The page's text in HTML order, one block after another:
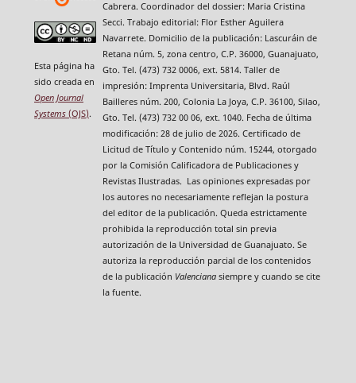
Esta página ha
sido creada en
Open Journal
Systems(OJS).
Cabrera. Coordinador del dossier: Maria Cristina
Secci. Trabajo editorial: Flor Esther Aguilera
Navarrete. Domicilio de la publicación: Lascuráin de
Retana núm. 5, zona centro, C.P. 36000, Guanajuato,
Gto. Tel. (473) 732 0006, ext. 5814. Taller de
impresión: Imprenta Universitaria, Blvd. Raúl
Bailleres núm. 200, Colonia La Joya, C.P. 36100, Silao,
Gto. Tel. (473) 732 00 06, ext. 1040. Fecha de última
modificación: 28 de julio de 2026. Certificado de
Licitud de Título y Contenido núm. 15244, otorgado
por la Comisión Calificadora de Publicaciones y
Revistas Ilustradas. Las opiniones expresadas por
los autores no necesariamente reflejan la postura
del editor de la publicación. Queda estrictamente
prohibida la reproducción total sin previa
autorización de la Universidad de Guanajuato. Se
autoriza la reproducción parcial de los contenidos
de la publicación Valencianasiempre y cuando se cite
la fuente.